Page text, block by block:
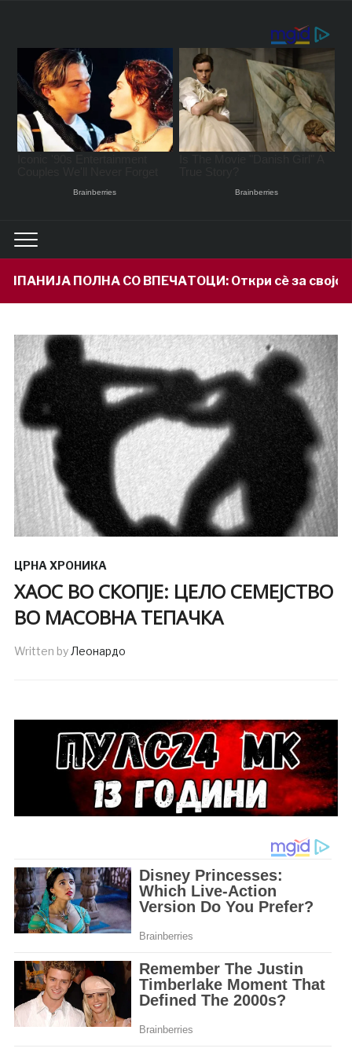
Откри сè за својот внук Илијан и
ЦРНА ХРОНИКА
ХАОС ВО СКОПЈЕ: ЦЕЛО СЕМЕЈСТВО
ВО МАСОВНА ТЕПАЧКА
Written byЛеонардо